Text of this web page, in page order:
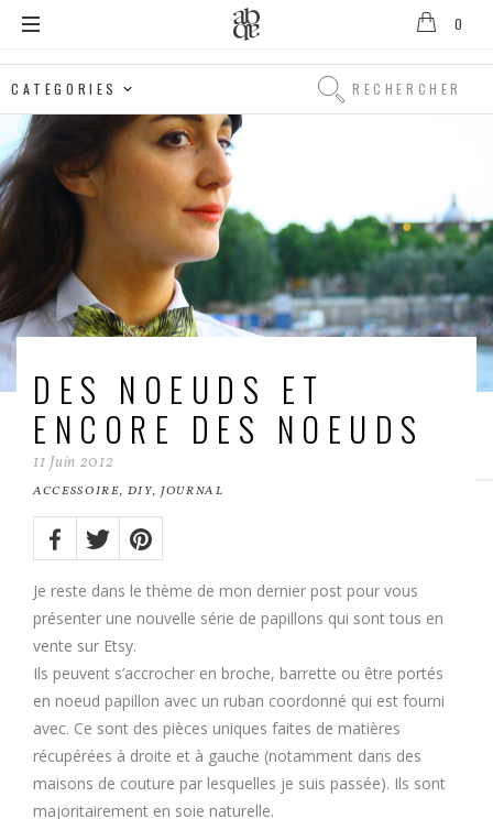
D'Anthenay
0
Rechercher
Rechercher
DES NOEUDS ET
ENCORE DES NOEUDS
11 Juin 2012
ACCESSOIRE, DIY,JOURNAL
Share
on:Facebook
TwitterPinterest
Je reste dans le thème de mon dernier post pour vous
présenter une nouvelle série de papillons qui sont tous en
vente sur Etsy.
Ils peuvent s’accrocher en broche, barrette ou être portés
en noeud papillon avec un ruban coordonné qui est fourni
avec. Ce sont des pièces uniques faites de matières
récupérées à droite et à gauche (notamment dans des
maisons de couture par lesquelles je suis passée). Ils sont
majoritairement en soie naturelle.